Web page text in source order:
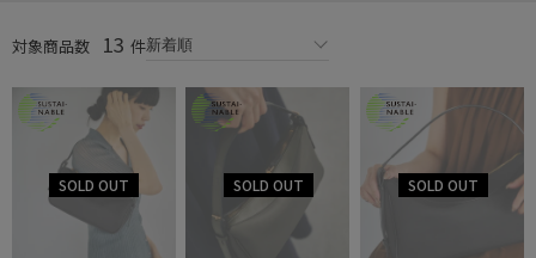
対象商品数 13 件